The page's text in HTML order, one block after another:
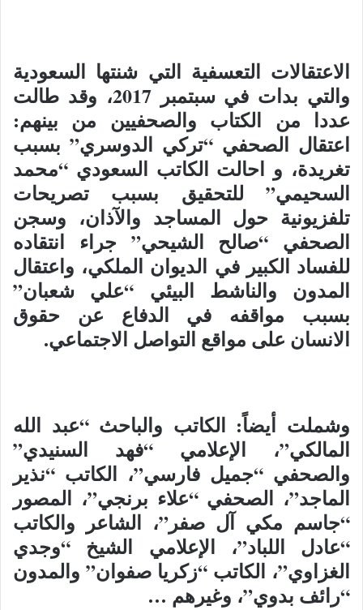
الاعتقالات التعسفية التي شنتها السعودية
والتي بدات في سبتمبر 2017، وقد طالت
عددا من الكتاب والصحفيين من بينهم:
اعتقال الصحفي “تركي الدوسري” بسبب
تغريدة، و احالت الكاتب السعودي “محمد
السحيمي” للتحقيق بسبب تصريحات
تلفزيونية حول المساجد والآذان، وسجن
الصحفي “صالح الشيحي” جراء انتقاده
للفساد الكبير في الديوان الملكي، واعتقال
المدون والناشط البيئي “علي شعبان”
بسبب مواقفه في الدفاع عن حقوق
الانسان على مواقع التواصل الاجتماعي.
وشملت أيضاً: الكاتب والباحث “عبد الله
المالكي”، الإعلامي “فهد السنيدي”
والصحفي “جميل فارسي”، الكاتب “نذير
الماجد”، الصحفي “علاء برنجي”، المصور
“جاسم مكي آل صفر”، الشاعر والكاتب
“عادل اللباد”، الإعلامي الشيخ “وجدي
الغزاوي”، الكاتب “زكريا صفوان” والمدون
“رائف بدوي”، وغيرهم …